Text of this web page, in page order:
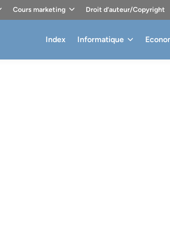
Cours marketing Droit d’auteur/Copyright
Index Informatique